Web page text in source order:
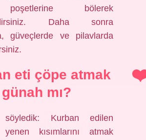
bölerek
Daha sonra
güveçlerde ve pilavlarda
eti çöpe atmak
günah mı?
söyledik: Kurban edilen
yenen kısımlarını atmak